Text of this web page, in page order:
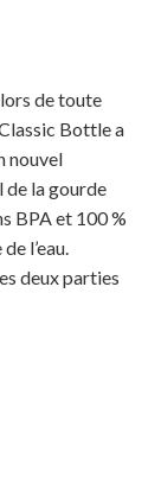
de toute
Bottle a
nouvel
de la gourde
BPA et 100 %
l’eau.
deux parties